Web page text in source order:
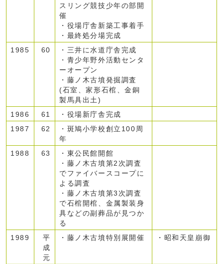
スリング競技少年の部開
催
・役場庁舎新築工事着手
・最終処分場完成
1985
60
・三井に水道庁舎完成
・青少年野外活動センタ
ーオープン
・藤ノ木古墳発掘調査
(石室、家形石棺、金銅
製馬具出土)
1986
61
・役場新庁舎完成
1987
62
・斑鳩小学校創立100周
年
1988
63
・東公民館開館
・藤ノ木古墳第2次調査
でファイバースコープに
よる調査
・藤ノ木古墳第3次調査
で石棺開棺、金属製装身
具などの副葬品が見つか
る
1989
平
成
元
・藤ノ木古墳特別展開催 ・昭和天皇崩御